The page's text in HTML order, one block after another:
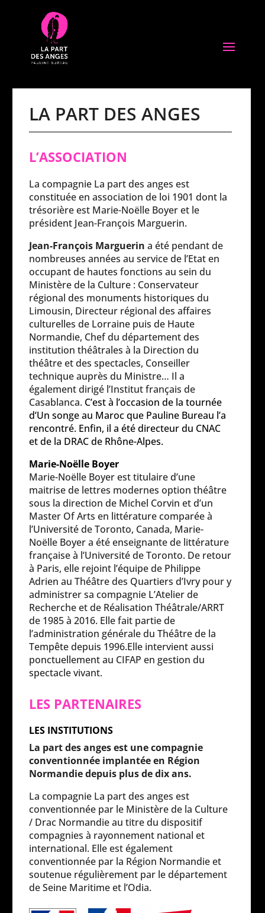
LA PART DES ANGES
L’ASSOCIATION
La compagnie La part des anges est
constituée en association de loi 1901 dont la
trésorière est Marie-Noëlle Boyer et le
président Jean-François Marguerin.
Jean-François Marguerin a été pendant de
nombreuses années au service de l’Etat en
occupant de hautes fonctions au sein du
Ministère de la Culture : Conservateur
régional des monuments historiques du
Limousin, Directeur régional des affaires
culturelles de Lorraine puis de Haute
Normandie, Chef du département des
institution théâtrales à la Direction du
théâtre et des spectacles, Conseiller
technique auprès du Ministre… Il a
également dirigé l’Institut français de
Casablanca. C’est à l’occasion de la tournée
d’Un songe au Maroc que Pauline Bureau l’a
rencontré. Enfin, il a été directeur du CNAC
et de la DRAC de Rhône-Alpes.
Marie-Noëlle Boyer
Marie-Noëlle Boyer est titulaire d’une
maitrise de lettres modernes option théâtre
sous la direction de Michel Corvin et d’un
Master Of Arts en littérature comparée à
l’Université de Toronto, Canada, Marie-
Noëlle Boyer a été enseignante de littérature
française à l’Université de Toronto. De retour
à Paris, elle rejoint l’équipe de Philippe
Adrien au Théâtre des Quartiers d’Ivry pour y
administrer sa compagnie L’Atelier de
Recherche et de Réalisation Théâtrale/ARRT
de 1985 à 2016. Elle fait partie de
l’administration générale du Théâtre de la
Tempête depuis 1996.Elle intervient aussi
ponctuellement au CIFAP en gestion du
spectacle vivant.
LES PARTENAIRES
LES INSTITUTIONS
La part des anges est une compagnie
conventionnée implantée en Région
Normandie depuis plus de dix ans.
La compagnie La part des anges est
conventionnée par le Ministère de la Culture
/ Drac Normandie au titre du dispositif
compagnies à rayonnement national et
international. Elle est également
conventionnée par la Région Normandie et
soutenue régulièrement par le département
de Seine Maritime et l’Odia.